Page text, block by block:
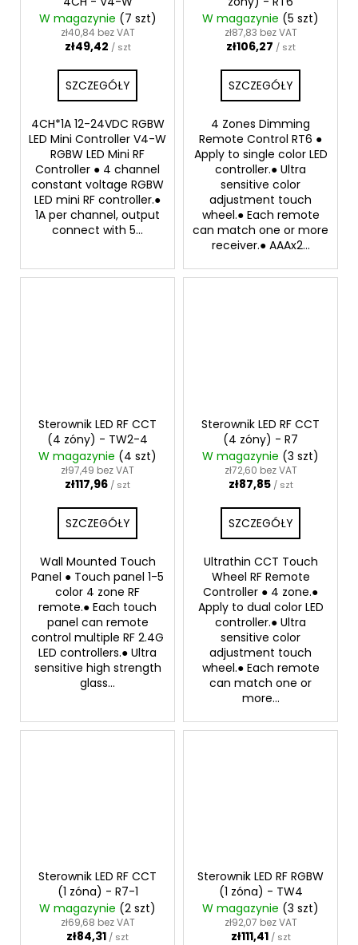
W magazynie (7 szt)
zł40,84 bez VAT
zł49,42 / szt
SZCZEGÓŁY
4CH*1A 12-24VDC RGBW
LED Mini Controller V4-W
RGBW LED Mini RF
Controller ● 4 channel
constant voltage RGBW
LED mini RF controller.●
1A per channel, output
connect with 5...
W magazynie (5 szt)
zł87,83 bez VAT
zł106,27 / szt
SZCZEGÓŁY
4 Zones Dimming
Remote Control RT6 ●
Apply to single color LED
controller.● Ultra
sensitive color
adjustment touch
wheel.● Each remote
can match one or more
receiver.● AAAx2...
Sterownik LED RF CCT
(4 zóny) - TW2-4
W magazynie (4 szt)
zł97,49 bez VAT
zł117,96 / szt
SZCZEGÓŁY
Wall Mounted Touch
Panel ● Touch panel 1-5
color 4 zone RF
remote.● Each touch
panel can remote
control multiple RF 2.4G
LED controllers.● Ultra
sensitive high strength
glass...
Sterownik LED RF CCT
(4 zóny) - R7
W magazynie (3 szt)
zł72,60 bez VAT
zł87,85 / szt
SZCZEGÓŁY
Ultrathin CCT Touch
Wheel RF Remote
Controller ● 4 zone.●
Apply to dual color LED
controller.● Ultra
sensitive color
adjustment touch
wheel.● Each remote
can match one or
more...
Sterownik LED RF CCT
(1 zóna) - R7-1
W magazynie (2 szt)
zł69,68 bez VAT
zł84,31 / szt
Sterownik LED RF RGBW
(1 zóna) - TW4
W magazynie (3 szt)
zł92,07 bez VAT
zł111,41 / szt